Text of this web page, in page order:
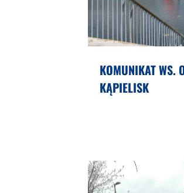
KOMUNIKAT WS.
KĄPIELISK